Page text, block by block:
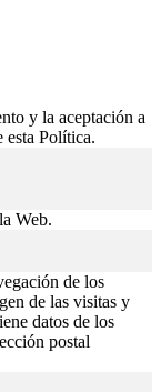
y la aceptación a
esta Política.
Web.
de los
de las visitas y
datos de los
postal